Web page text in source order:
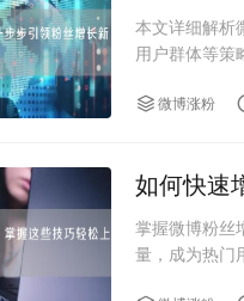
本文详细解析
用户群体等策
微博涨粉
如何快速
掌握微博粉丝
量，成为热门